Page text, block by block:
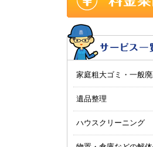
家庭粗大ゴミ・一般
遺品整理
ハウスクリーニング